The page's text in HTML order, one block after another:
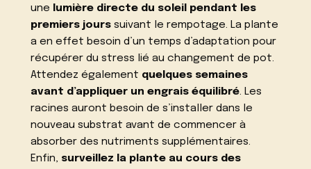
une lumière directe du soleil pendant les
premiers jours suivant le rempotage. La plante
a en effet besoin d’un temps d’adaptation pour
récupérer du stress lié au changement de pot.
Attendez également quelques semaines
avant d’appliquer un engrais équilibré. Les
racines auront besoin de s’installer dans le
nouveau substrat avant de commencer à
absorber des nutriments supplémentaires.
Enfin, surveillez la plante au cours des